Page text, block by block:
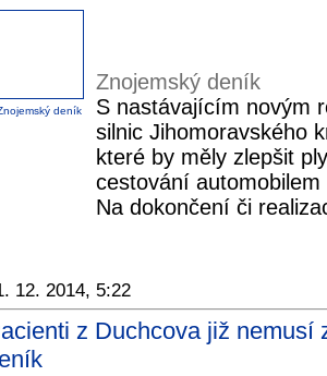
deník
Znojemský deník
S nastávajícím novým
silnic Jihomoravského
které by měly zlepšit
cestování
Na dokončení či
12. 2014, 5:22
z Duchcova již nemusí